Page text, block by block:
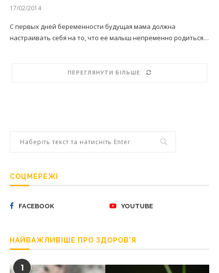
17/02/2014
С первых дней беременности будущая мама должна
настраивать себя на то, что ее малыш непременно родиться…
ПЕРЕГЛЯНУТИ БІЛЬШЕ
СОЦМЕРЕЖІ
FACEBOOK YOUTUBE
НАЙВАЖЛИВІШЕ ПРО ЗДОРОВ’Я
1